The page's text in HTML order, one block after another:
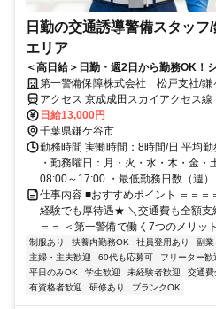
日勤の交通誘導警備スタッフ
エリア
＜高日給＞日勤・週2日から勤務OK！
未経験歓迎★
第一警備保障株式会社 松戸支社/鎌
アクセス 京成成田スカイアクセス
分、京成成田スカイアクセス線・北
成成田スカイアクセス線・北総線 新
OK＊交通費全額支給＊
日給13,000円
千葉県鎌ケ谷市
勤務時間 実働時間：8時間/日 平均
・勤務曜日：月・火・水・木・金・
08:00～17:00 ・最低勤務日数（週
仕事内容 ■おすすめポイント ＝＝
経験でも厚待遇★ ＼交通費も全額支
＝＝ ＜第一警備で働く7つのメリッ
制服あり 扶養内勤務OK 社員登用あり 副業
主婦・主夫歓迎
60代も応募可 フリーター歓
平日のみOK
学生歓迎 未経験者歓迎 交通費
有資格者歓迎
研修あり ブランクOK